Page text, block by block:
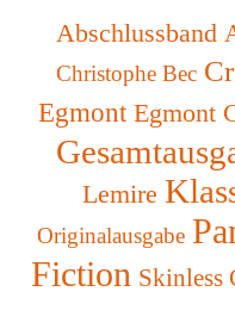
Abschlussband
Christophe Bec
Egmont Egmont
Lemire
Originalausgabe
Fiction Skinless